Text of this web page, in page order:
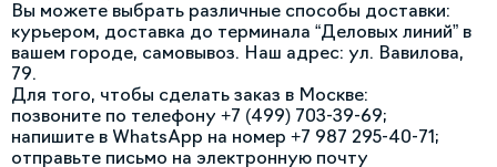
Вы можете выбрать различные способы доставки:
курьером, доставка до терминала “Деловых линий” в
вашем городе, самовывоз. Наш адрес: ул. Вавилова,
79.
Для того, чтобы сделать заказ в Москве:
позвоните по телефону +7 (499) 703-39-69;
напишите в WhatsApp на номер +7 987 295-40-71;
отправьте письмо на электронную почту